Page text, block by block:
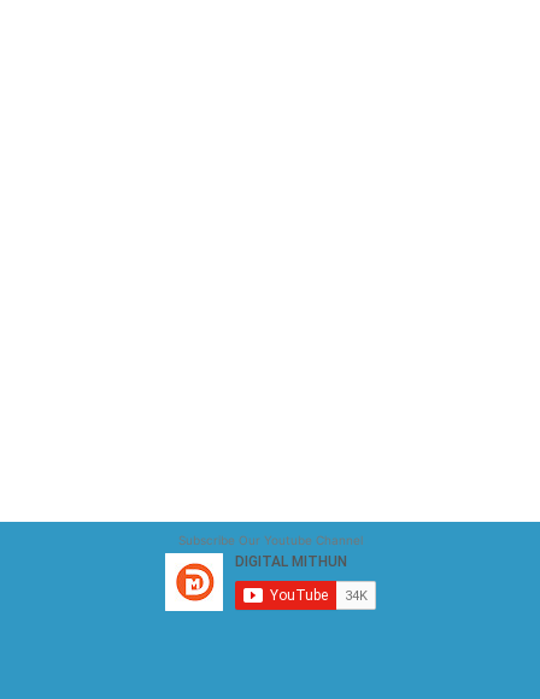
Subscribe Our Youtube Channel